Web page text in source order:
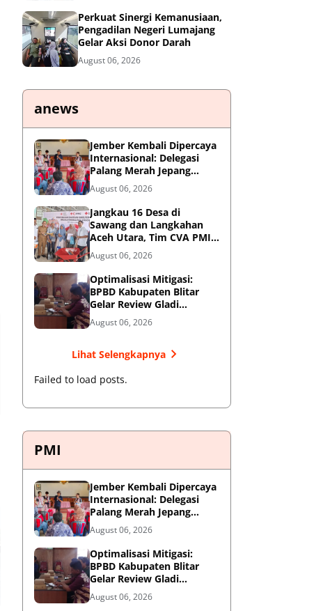
Perkuat Sinergi Kemanusiaan,
Pengadilan Negeri Lumajang
Gelar Aksi Donor Darah
August 06, 2026
anews
Jember Kembali Dipercaya
Internasional: Delegasi
Palang Merah Jepang
Perkuat Kesiapsiagaan
Bencana di Kawasan
Pesisir dan Sekolah
August 06, 2026
Jangkau 16 Desa di
Sawang dan Langkahan
Aceh Utara, Tim CVA PMI
Salurkan 1.200 Paket
Shelter Toolkit
August 06, 2026
Optimalisasi Mitigasi:
BPBD Kabupaten Blitar
Gelar Review Gladi
Kontinjensi Erupsi Gunung
Kelud
August 06, 2026
Lihat Selengkapnya
Failed to load posts.
PMI
Jember Kembali Dipercaya
Internasional: Delegasi
Palang Merah Jepang
Perkuat Kesiapsiagaan
Bencana di Kawasan
Pesisir dan Sekolah
August 06, 2026
Optimalisasi Mitigasi:
BPBD Kabupaten Blitar
Gelar Review Gladi
Kontinjensi Erupsi Gunung
Kelud
August 06, 2026